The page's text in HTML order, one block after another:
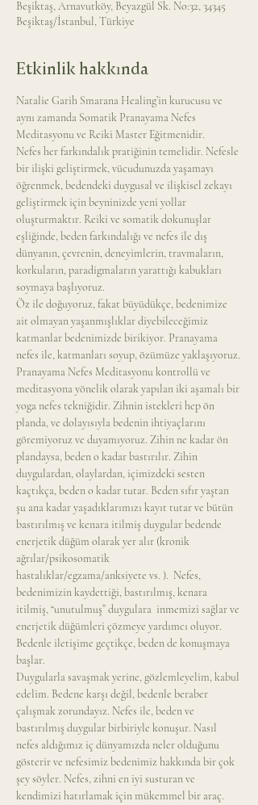
Beşiktaş, Arnavutköy, Beyazgül Sk. No:32, 34345
Beşiktaş/İstanbul, Türkiye
Etkinlik hakkında
Natalie Garih Smarana Healing’in kurucusu ve
aynı zamanda Somatik Pranayama Nefes
Meditasyonu ve Reiki Master Eğitmenidir.
Nefes her farkındalık pratiğinin temelidir. Nefesle
bir ilişki geliştirmek, vücudunuzda yaşamayı
öğrenmek, bedendeki duygusal ve ilişkisel zekayı
geliştirmek için beyninizde yeni yollar
oluşturmaktır. Reiki ve somatik dokunuşlar
eşliğinde, beden farkındalığı ve nefes ile dış
dünyanın, çevrenin, deneyimlerin, travmaların,
korkuların, paradigmaların yarattığı kabukları
soymaya başlıyoruz.
Öz ile doğuyoruz, fakat büyüdükçe, bedenimize
ait olmayan yaşanmışlıklar diyebileceğimiz
katmanlar bedenimizde birikiyor. Pranayama
nefes ile, katmanları soyup, özümüze yaklaşıyoruz.
Pranayama Nefes Meditasyonu kontrollü ve
meditasyona yönelik olarak yapılan iki aşamalı bir
yoga nefes tekniğidir. Zihnin istekleri hep ön
planda, ve dolayısıyla bedenin ihtiyaçlarını
göremiyoruz ve duyamıyoruz. Zihin ne kadar ön
plandaysa, beden o kadar bastırılır. Zihin
duygulardan, olaylardan, içimizdeki sesten
kaçtıkça, beden o kadar tutar. Beden sıfır yaştan
şu ana kadar yaşadıklarımızı kayıt tutar ve bütün
bastırılmış ve kenara itilmiş duygular bedende
enerjetik düğüm olarak yer alır (kronik
ağrılar/psikosomatik
hastalıklar/egzama/anksiyete vs. ).  Nefes,
bedenimizin kaydettiği, bastırılmış, kenara
itilmiş, “unutulmuş” duygulara  inmemizi sağlar ve
enerjetik düğümleri çözmeye yardımcı oluyor.
Bedenle iletişime geçtikçe, beden de konuşmaya
başlar.
Duygularla savaşmak yerine, gözlemleyelim, kabul
edelim. Bedene karşı değil, bedenle beraber
çalışmak zorundayız. Nefes ile, beden ve
bastırılmış duygular birbiriyle konuşur. Nasıl
nefes aldığımız iç dünyamızda neler olduğunu
gösterir ve nefesimiz bedenimiz hakkında bir çok
şey söyler. Nefes, zihni en iyi susturan ve
kendimizi hatırlamak için mükemmel bir araç.